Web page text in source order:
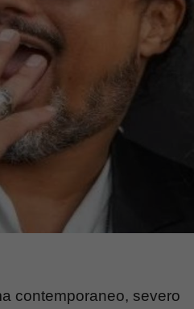
contemporaneo, severo